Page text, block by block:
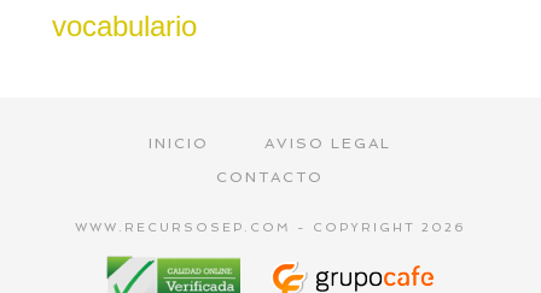
vocabulario
INICIO
AVISO LEGAL
CONTACTO
WWW.RECURSOSEP.COM - COPYRIGHT 2026